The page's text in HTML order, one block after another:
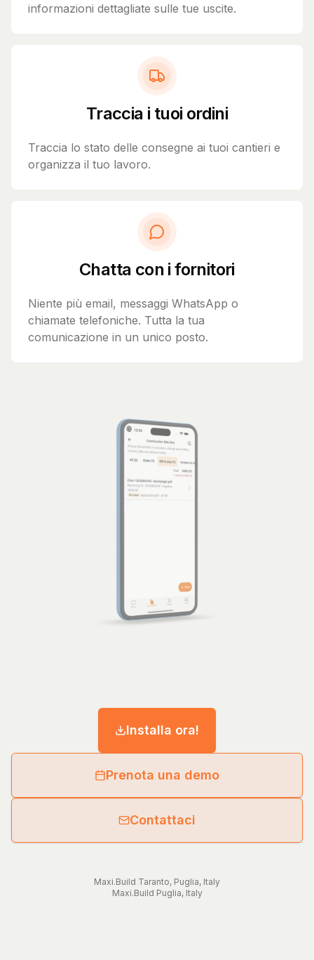
informazioni dettagliate sulle tue uscite.
Traccia i tuoi ordini
Traccia lo stato delle consegne ai tuoi cantieri e
organizza il tuo lavoro.
Chatta con i fornitori
Niente più email, messaggi WhatsApp o
chiamate telefoniche. Tutta la tua
comunicazione in un unico posto.
Installa ora!
Prenota una demo
Contattaci
Maxi.Build Taranto, Puglia, Italy
Maxi.Build Puglia, Italy